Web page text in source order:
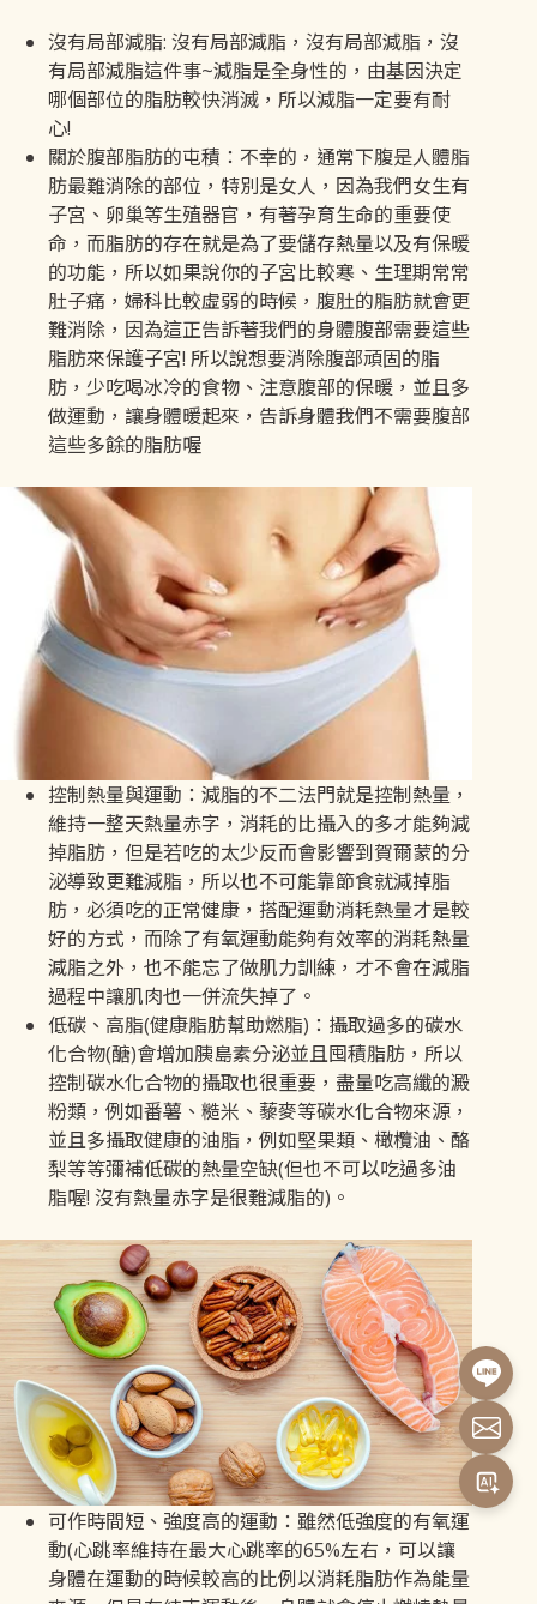
沒有局部減脂: 沒有局部減脂，沒有局部減脂，沒
有局部減脂這件事~減脂是全身性的，由基因決定
哪個部位的脂肪較快消滅，所以減脂一定要有耐
心!
關於腹部脂肪的屯積：不幸的，通常下腹是人體脂
肪最難消除的部位，特別是女人，因為我們女生有
子宮、卵巢等生殖器官，有著孕育生命的重要使
命，而脂肪的存在就是為了要儲存熱量以及有保暖
的功能，所以如果說你的子宮比較寒、生理期常常
肚子痛，婦科比較虛弱的時候，腹肚的脂肪就會更
難消除，因為這正告訴著我們的身體腹部需要這些
脂肪來保護子宮! 所以說想要消除腹部頑固的脂
肪，少吃喝冰冷的食物、注意腹部的保暖，並且多
做運動，讓身體暖起來，告訴身體我們不需要腹部
這些多餘的脂肪喔
控制熱量與運動：減脂的不二法門就是控制熱量，
維持一整天熱量赤字，消耗的比攝入的多才能夠減
掉脂肪，但是若吃的太少反而會影響到賀爾蒙的分
泌導致更難減脂，所以也不可能靠節食就減掉脂
肪，必須吃的正常健康，搭配運動消耗熱量才是較
好的方式，而除了有氧運動能夠有效率的消耗熱量
減脂之外，也不能忘了做肌力訓練，才不會在減脂
過程中讓肌肉也一併流失掉了。
低碳、高脂(健康脂肪幫助燃脂)：攝取過多的碳水
化合物(醣)會增加胰島素分泌並且囤積脂肪，所以
控制碳水化合物的攝取也很重要，盡量吃高纖的澱
粉類，例如番薯、糙米、藜麥等碳水化合物來源，
並且多攝取健康的油脂，例如堅果類、橄欖油、酪
梨等等彌補低碳的熱量空缺(但也不可以吃過多油
脂喔! 沒有熱量赤字是很難減脂的)。
可作時間短、強度高的運動：雖然低強度的有氧運
動(心跳率維持在最大心跳率的65%左右，可以讓
身體在運動的時候較高的比例以消耗脂肪作為能量